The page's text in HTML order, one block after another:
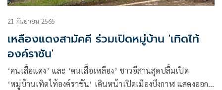
21 กันยายน 2565
เหลืองแดงสามัคคี ร่วมเปิดหมู่บ้าน 'เทิดไท้
องค์ราชัน'
‘คนเสื้อแดง’ และ ‘คนเสื้อเหลือง’ ชาวอีสานสุดปลื้มเปิด
‘หมู่บ้านเทิดไท้องค์ราชัน’ เดินหน้าเปิดเมืองบึงกาฬ แสดงออก